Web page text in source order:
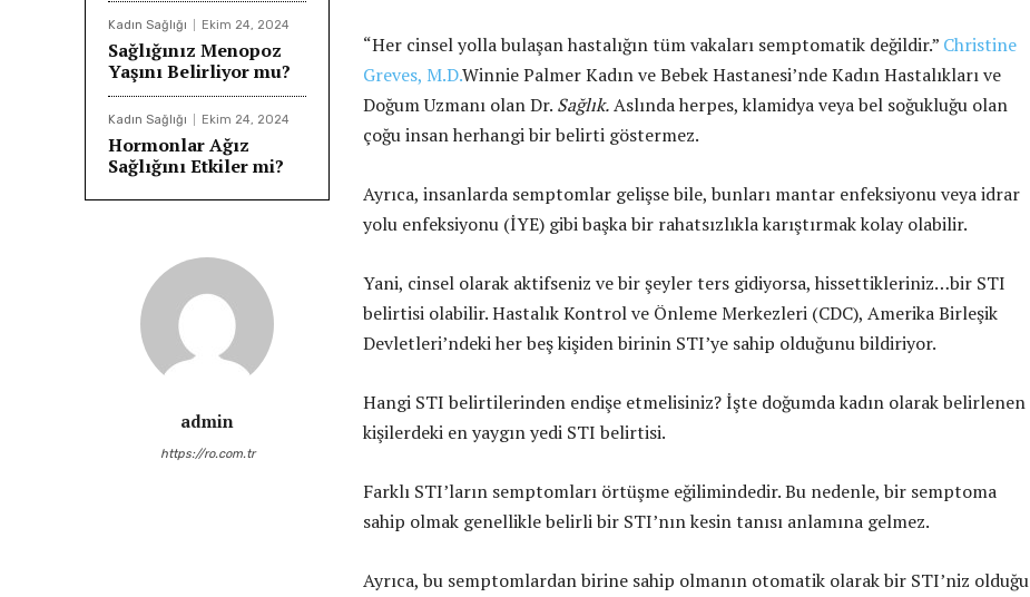
Kadın Sağlığı Ekim 24, 2024
Sağlığınız Menopoz
Yaşını Belirliyor mu?
Kadın Sağlığı Ekim 24, 2024
Hormonlar Ağız
Sağlığını Etkiler mi?
admin
https://ro.com.tr
“Her cinsel yolla bulaşan hastalığın tüm vakaları semptomatik değildir.” Christine
Greves, M.D.Winnie Palmer Kadın ve Bebek Hastanesi’nde Kadın Hastalıkları ve
Doğum Uzmanı olan Dr. Sağlık.Aslında herpes, klamidya veya bel soğukluğu olan
çoğu insan herhangi bir belirti göstermez.
Ayrıca, insanlarda semptomlar gelişse bile, bunları mantar enfeksiyonu veya idrar
yolu enfeksiyonu (İYE) gibi başka bir rahatsızlıkla karıştırmak kolay olabilir.
Yani, cinsel olarak aktifseniz ve bir şeyler ters gidiyorsa, hissettikleriniz…bir STI
belirtisi olabilir. Hastalık Kontrol ve Önleme Merkezleri (CDC), Amerika Birleşik
Devletleri’ndeki her beş kişiden birinin STI’ye sahip olduğunu bildiriyor.
Hangi STI belirtilerinden endişe etmelisiniz? İşte doğumda kadın olarak belirlenen
kişilerdeki en yaygın yedi STI belirtisi.
Farklı STI’ların semptomları örtüşme eğilimindedir. Bu nedenle, bir semptoma
sahip olmak genellikle belirli bir STI’nın kesin tanısı anlamına gelmez.
Ayrıca, bu semptomlardan birine sahip olmanın otomatik olarak bir STI’niz olduğu